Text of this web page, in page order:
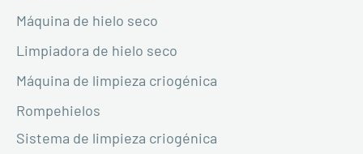
Máquina de hielo seco
Limpiadora de hielo seco
Máquina de limpieza criogénica
Rompehielos
Sistema de limpieza criogénica